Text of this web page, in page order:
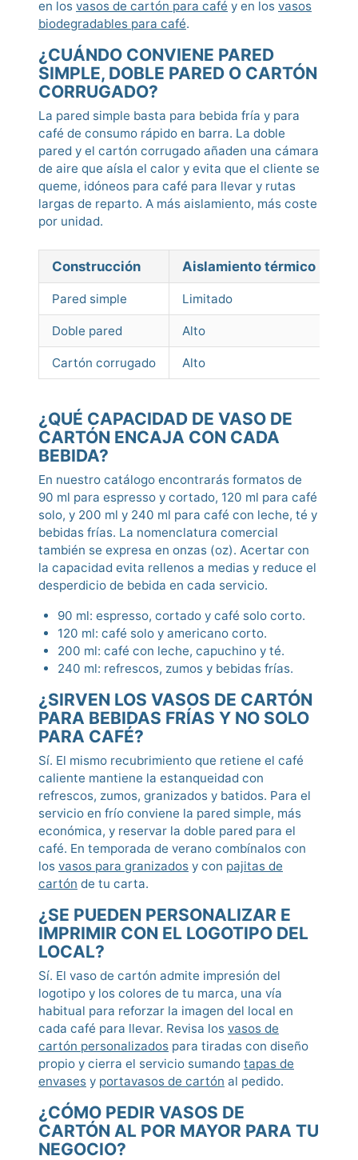
en los vasos de cartón para café y en los vasos
biodegradables para café.
¿CUÁNDO CONVIENE PARED
SIMPLE, DOBLE PARED O CARTÓN
CORRUGADO?
La pared simple basta para bebida fría y para
café de consumo rápido en barra. La doble
pared y el cartón corrugado añaden una cámara
de aire que aísla el calor y evita que el cliente se
queme, idóneos para café para llevar y rutas
largas de reparto. A más aislamiento, más coste
por unidad.
Construcción Aislamiento térmico
Pared simple Limitado
Doble pared Alto
Cartón corrugado Alto
¿QUÉ CAPACIDAD DE VASO DE
CARTÓN ENCAJA CON CADA
BEBIDA?
En nuestro catálogo encontrarás formatos de
90 ml para espresso y cortado, 120 ml para café
solo, y 200 ml y 240 ml para café con leche, té y
bebidas frías. La nomenclatura comercial
también se expresa en onzas (oz). Acertar con
la capacidad evita rellenos a medias y reduce el
desperdicio de bebida en cada servicio.
90 ml: espresso, cortado y café solo corto.
120 ml: café solo y americano corto.
200 ml: café con leche, capuchino y té.
240 ml: refrescos, zumos y bebidas frías.
¿SIRVEN LOS VASOS DE CARTÓN
PARA BEBIDAS FRÍAS Y NO SOLO
PARA CAFÉ?
Sí. El mismo recubrimiento que retiene el café
caliente mantiene la estanqueidad con
refrescos, zumos, granizados y batidos. Para el
servicio en frío conviene la pared simple, más
económica, y reservar la doble pared para el
café. En temporada de verano combínalos con
los vasos para granizados y con pajitas de
cartón de tu carta.
¿SE PUEDEN PERSONALIZAR E
IMPRIMIR CON EL LOGOTIPO DEL
LOCAL?
Sí. El vaso de cartón admite impresión del
logotipo y los colores de tu marca, una vía
habitual para reforzar la imagen del local en
cada café para llevar. Revisa los vasos de
cartón personalizados para tiradas con diseño
propio y cierra el servicio sumando tapas de
envases y portavasos de cartón al pedido.
¿CÓMO PEDIR VASOS DE
CARTÓN AL POR MAYOR PARA TU
NEGOCIO?